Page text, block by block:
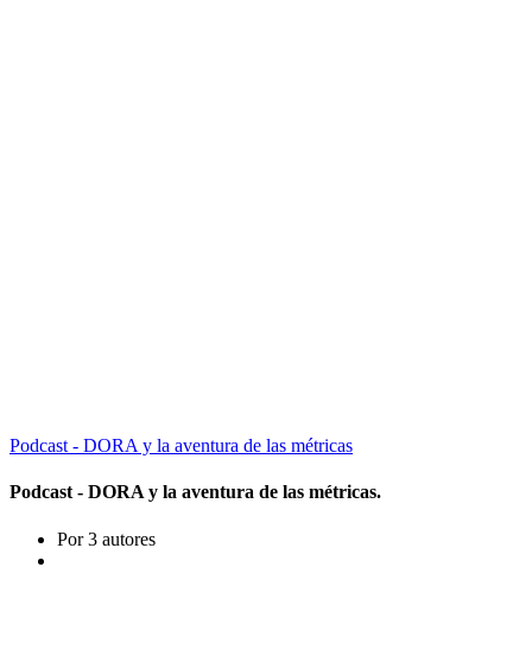
Podcast - DORA y la aventura de las métricas
Podcast - DORA y la aventura de las métricas.
Por 3 autores